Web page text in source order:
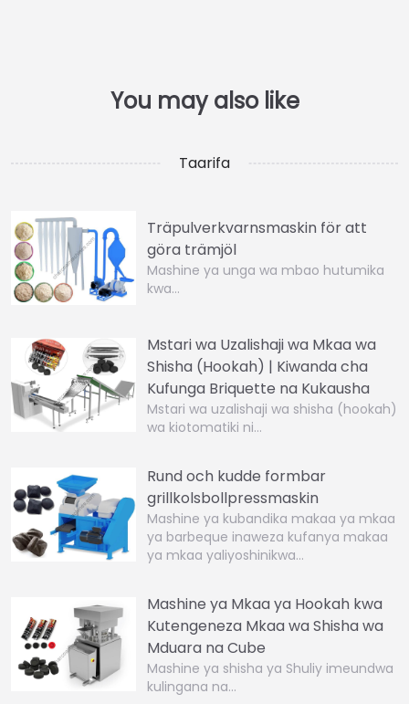
Taarifa
Träpulverkvarnsmaskin för att
göra trämjöl
Mashine ya unga wa mbao hutumika
kwa…
Mstari wa Uzalishaji wa Mkaa wa
Shisha (Hookah) | Kiwanda cha
Kufunga Briquette na Kukausha
Mstari wa uzalishaji wa shisha (hookah)
wa kiotomatiki ni…
Rund och kudde formbar
grillkolsbollpressmaskin
Mashine ya kubandika makaa ya mkaa
ya barbeque inaweza kufanya makaa
ya mkaa yaliyoshinikwa…
Mashine ya Mkaa ya Hookah kwa
Kutengeneza Mkaa wa Shisha wa
Mduara na Cube
Mashine ya shisha ya Shuliy imeundwa
kulingana na...